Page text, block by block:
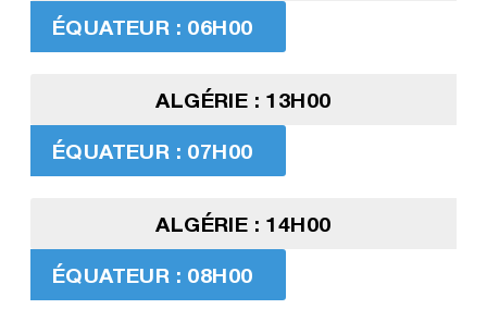
ÉQUATEUR : 06H00
ALGÉRIE : 13H00
ÉQUATEUR : 07H00
ALGÉRIE : 14H00
ÉQUATEUR : 08H00